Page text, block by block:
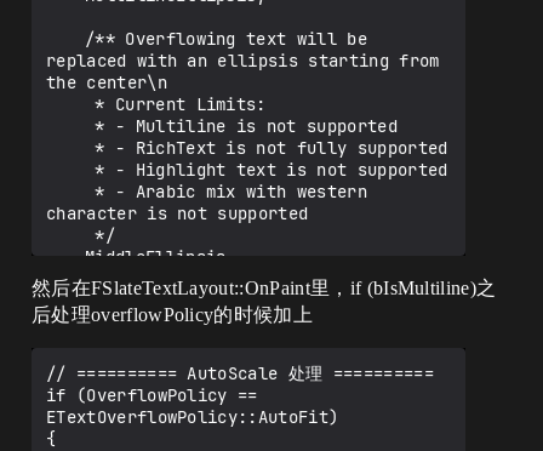
replaced with an ellipsis starting from
the center\n
character is not supported
	AutoFit
};
然后在FSlateTextLayout::OnPaint里，if (bIsMultiline)之
后处理overflowPolicy的时候加上
// ========== AutoScale 处理 ==========
if (OverflowPolicy ==
ETextOverflowPolicy::AutoFit)
{